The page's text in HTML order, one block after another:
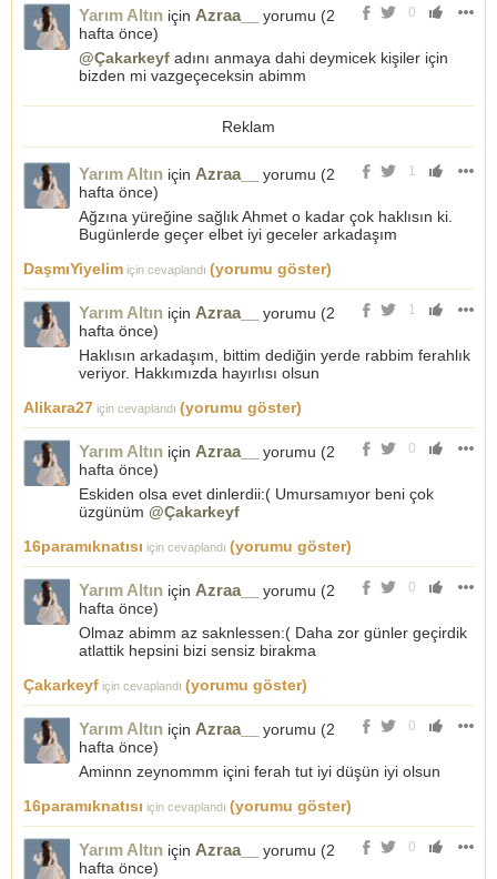
0
Yarım Altın için Azraa__ yorumu (2
hafta önce)
@Çakarkeyf adını anmaya dahi deymicek kişiler için
bizden mi vazgeçeceksin abimm
Reklam
1
Yarım Altın için Azraa__ yorumu (2
hafta önce)
Ağzına yüreğine sağlık Ahmet o kadar çok haklısın ki.
Bugünlerde geçer elbet iyi geceler arkadaşım
DaşmıYiyelim için cevaplandı (yorumu göster)
1
Yarım Altın için Azraa__ yorumu (2
hafta önce)
Haklısın arkadaşım, bittim dediğin yerde rabbim ferahlık
veriyor. Hakkımızda hayırlısı olsun
Alikara27 için cevaplandı (yorumu göster)
0
Yarım Altın için Azraa__ yorumu (2
hafta önce)
Eskiden olsa evet dinlerdii:( Umursamıyor beni çok
üzgünüm @Çakarkeyf
16paramıknatısı için cevaplandı (yorumu göster)
0
Yarım Altın için Azraa__ yorumu (2
hafta önce)
Olmaz abimm az saknlessen:( Daha zor günler geçirdik
atlattik hepsini bizi sensiz birakma
Çakarkeyf için cevaplandı (yorumu göster)
0
Yarım Altın için Azraa__ yorumu (2
hafta önce)
Aminnn zeynommm içini ferah tut iyi düşün iyi olsun
16paramıknatısı için cevaplandı (yorumu göster)
0
Yarım Altın için Azraa__ yorumu (2
hafta önce)